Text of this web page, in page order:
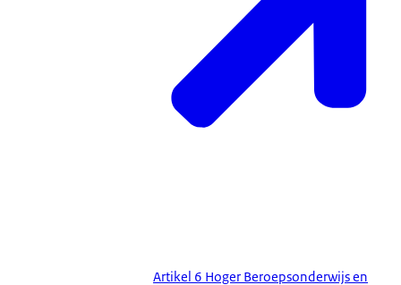
Artikel 6 Hoger Beroepsonderwijs en